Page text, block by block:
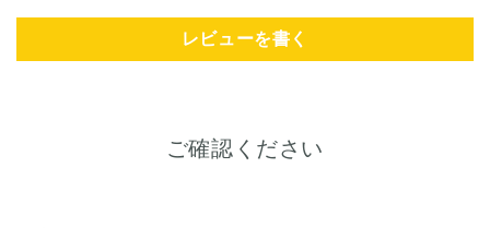
レビューを書く
ご確認ください